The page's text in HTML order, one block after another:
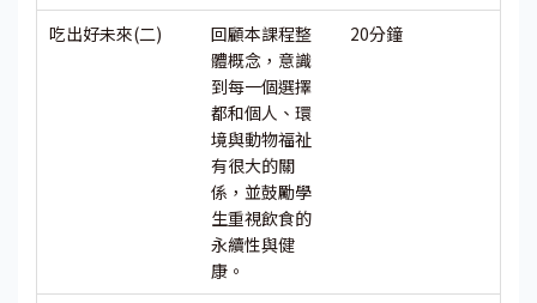
吃出好未來(二)
回顧本課程整
體概念，意識
到每一個選擇
都和個人、環
境與動物福祉
有很大的關
係，並鼓勵學
生重視飲食的
永續性與健
康。
20分鐘